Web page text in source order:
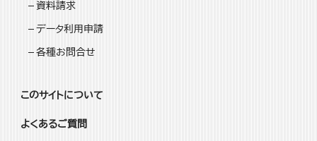
資料請求
データ利用申請
各種お問合せ
このサイトについて
よくあるご質問